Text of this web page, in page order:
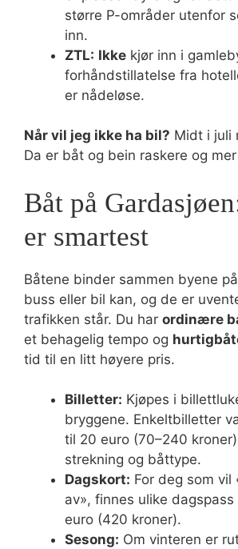
større P-områder utenfor
inn.
ZTL: Ikke kjør inn i
forhåndstillatelse fra
er nådeløse.
Når vil jeg ikke ha bil? Midt i juli
Da er båt og bein raskere og
Båt på
er smartest
Båtene binder sammen byene
buss eller bil kan, og de er
trafikken står. Du har ordinære
et behagelig tempo og
tid til en litt høyere pris.
Billetter: Kjøpes i
bryggene. Enkeltbilletter
til 20 euro (70–240
strekning og båttype.
Dagskort: For deg som vil
av», finnes ulike
euro (420 kroner).
Sesong: Om vinteren er